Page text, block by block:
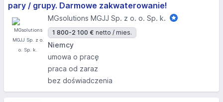
pary / grupy. Darmowe zakwaterowanie!
MGsolutions MGJJ Sp. z o. o. Sp. k.
1 800-2 100 € netto / mies.
Niemcy
umowa o pracę
praca od zaraz
bez doświadczenia